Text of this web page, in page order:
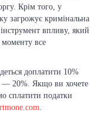
Крім того, у
загрожує кримінальна
впливу, який
все
доплатити 10%
— 20%. Якщо ви хочете
сплатити податки